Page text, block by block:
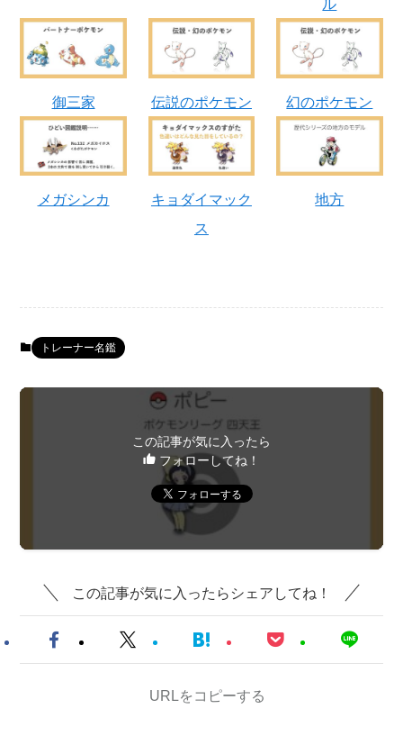
ル
御三家 伝説のポケモン 幻のポケモン
メガシンカ
キョダイマック
ス
地方
トレーナー名鑑
この記事が気に入ったら
フォローしてね！
この記事が気に入ったらシェアしてね！
URLをコピーする